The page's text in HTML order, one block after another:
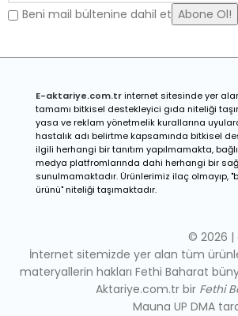
Beni mail bültenine dahil et
E-aktariye.com.trinternet sitesinde yer
tamamı bitkisel destekleyici gıda niteliği
yasa ve reklam yönetmelik kurallarına
hastalık adı belirtme kapsamında bitkisel
ilgili herhangi bir tanıtım yapılmamakta,
medya platfromlarında dahi herhangi bir
sunulmamaktadır. Ürünlerimiz ilaç olmayıp,
ürünü" niteliği taşımaktadır.
© 2026 |
İnternet sitemizde yer alan tüm
materyallerin hakları Fethi Baharat
Aktariye.com.tr bir Fethi
Mauna UP DMA